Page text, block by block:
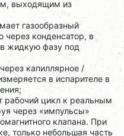
выходящим из
газообразный
через конденсатор, в
жидкую фазу под
капиллярное /
в испарителе в
рабочий цикл к реальным
через «импульсы»
клапана. При
только небольшая часть